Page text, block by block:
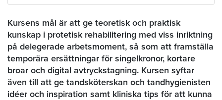
Kursens mål är att ge teoretisk och praktisk
kunskap i protetisk rehabilitering med viss inriktning
på delegerade arbetsmoment, så som att framställa
temporära ersättningar för singelkronor, kortare
broar och digital avtryckstagning. Kursen syftar
även till att ge tandsköterskan och tandhygienisten
idéer och inspiration samt kliniska tips för att kunna